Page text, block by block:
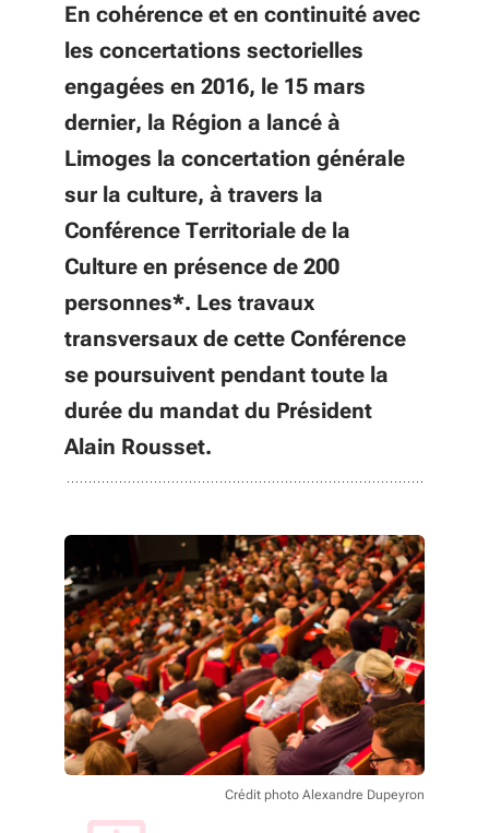
En cohérence et en continuité avec
les concertations sectorielles
engagées en 2016, le 15 mars
dernier, la Région a lancé à
Limoges la concertation générale
sur la culture, à travers la
Conférence Territoriale de la
Culture en présence de 200
personnes*. Les travaux
transversaux de cette Conférence
se poursuivent pendant toute la
durée du mandat du Président
Alain Rousset.
Crédit photo Alexandre Dupeyron